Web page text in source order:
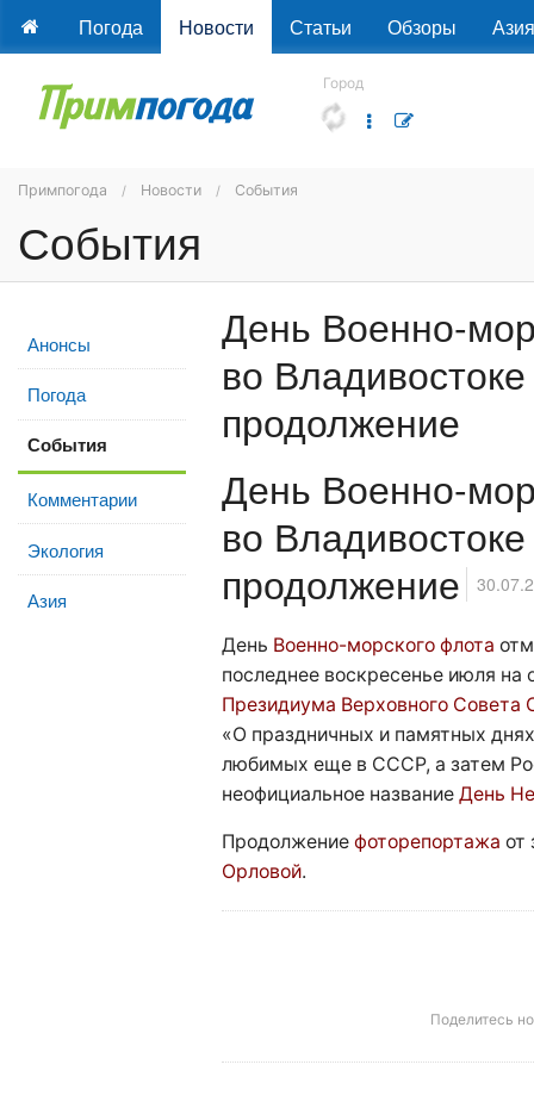
Погода Новости Статьи Обзоры Азия
Город
Примпогода Новости События
События
Анонсы
Погода
События
Комментарии
Экология
Азия
День Военно-
во
продолжение
День Военно-
во
продолжение
День Военно-морского флота
последнее воскресенье июля на
Президиума Верховного Совета
«О праздничных и памятных
любимых еще в СССР, а затем
неофициальное название День
Продолжение фоторепортажа от
Орловой.
Поделитесь